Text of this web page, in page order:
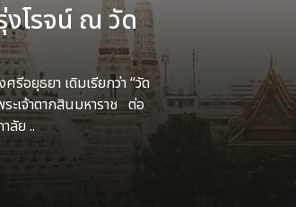
งโรจน์ ณ วัด
รีอยุธยา เดิมเรียกว่า “วัด
ะเจ้าตากสินมหาราช ต่อ
ลัย ..